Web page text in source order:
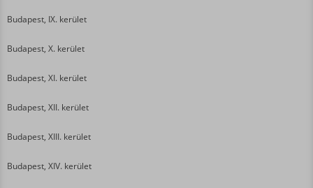
Budapest, IX. kerület
Budapest, X. kerület
Budapest, XI. kerület
Budapest, XII. kerület
Budapest, XIII. kerület
Budapest, XIV. kerület